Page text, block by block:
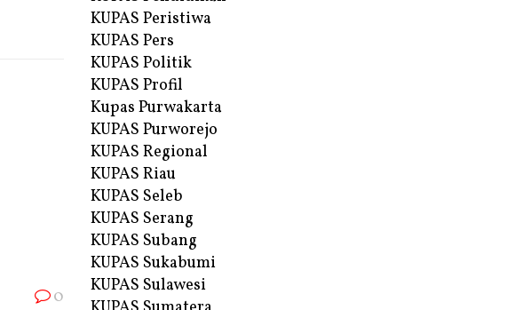
0
KUPAS Peristiwa
KUPAS Pers
KUPAS Politik
KUPAS Profil
Kupas Purwakarta
KUPAS Purworejo
KUPAS Regional
KUPAS Riau
KUPAS Seleb
KUPAS Serang
KUPAS Subang
KUPAS Sukabumi
KUPAS Sulawesi